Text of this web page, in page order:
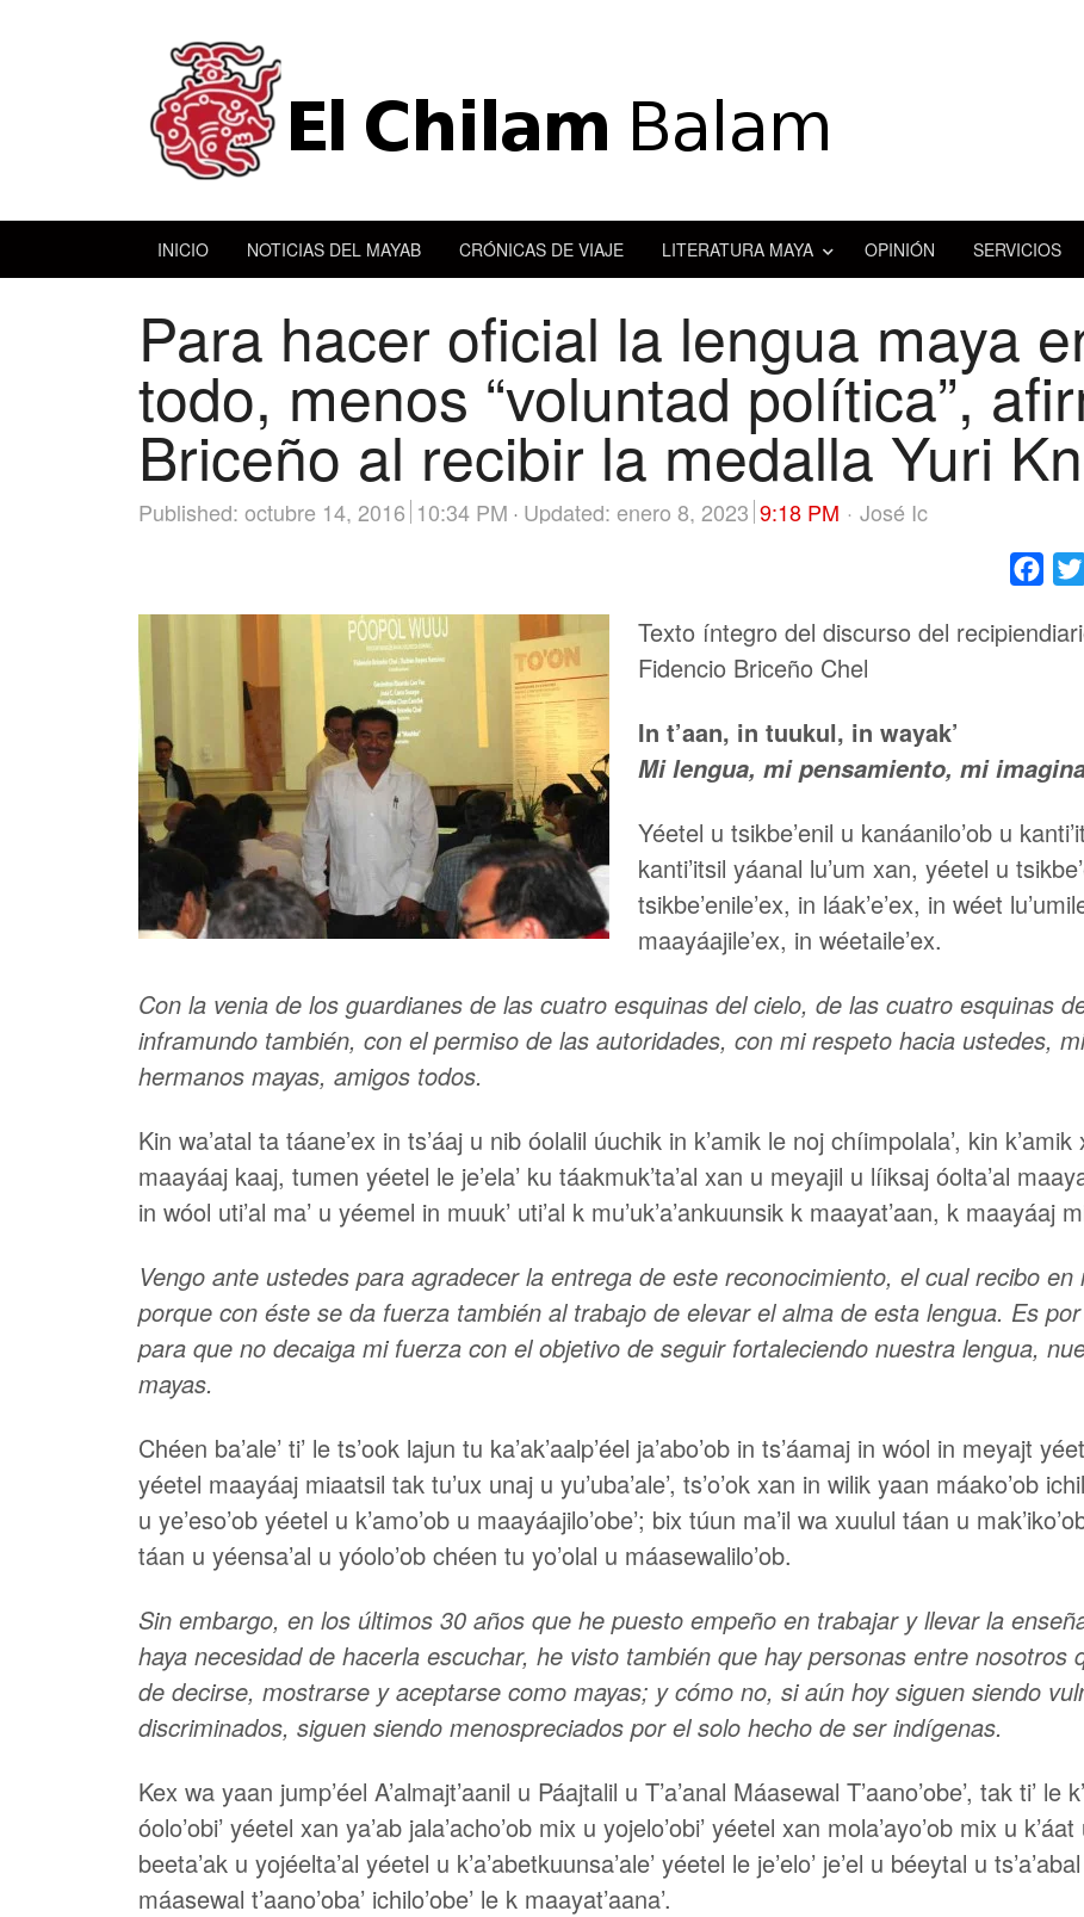
INICIO NOTICIAS DEL MAYAB CRÓNICAS DE VIAJE LITERATURA MAYA OPINIÓN SERVICIOS
Para hacer oficial la lengua maya
todo, menos “voluntad política”,
Briceño al recibir la medalla Yuri
Published: octubre 14, 2016 10:34 PM Updated: enero 8, 2023 9:18 PM Author
José Ic
Texto íntegro del discurso del
Fidencio Briceño Chel
In t’aan, in tuukul, in wayak’
Mi lengua, mi pensamiento, mi
Yéetel u tsikbe’enil u kanáanilo’ob u
kanti’itsil yáanal lu’um xan, yéetel u
tsikbe’enile’ex, in láak’e’ex, in wéet
maayáajile’ex, in wéetaile’ex.
Con la venia de los guardianes de las cuatro esquinas del cielo, de las cuatro esquinas
inframundo también, con el permiso de las autoridades, con mi respeto hacia ustedes,
hermanos mayas, amigos todos.
Kin wa’atal ta táane’ex in ts’áaj u nib óolalil úuchik in k’amik le noj chíimpolala’, kin
maayáaj kaaj, tumen yéetel le je’ela’ ku táakmuk’ta’al xan u meyajil u líiksaj óolta’al
in wóol uti’al ma’ u yéemel in muuk’ uti’al k mu’uk’a’ankuunsik k maayat’aan, k
Vengo ante ustedes para agradecer la entrega de este reconocimiento, el cual recibo
porque con éste se da fuerza también al trabajo de elevar el alma de esta lengua. Es
para que no decaiga mi fuerza con el objetivo de seguir fortaleciendo nuestra lengua,
mayas.
Chéen ba’ale’ ti’ le ts’ook lajun tu ka’ak’aalp’éel ja’abo’ob in ts’áamaj in wóol in meyajt
yéetel maayáaj miaatsil tak tu’ux unaj u yu’uba’ale’, ts’o’ok xan in wilik yaan máako’ob
u ye’eso’ob yéetel u k’amo’ob u maayáajilo’obe’; bix túun ma’il wa xuulul táan u
táan u yéensa’al u yóolo’ob chéen tu yo’olal u máasewalilo’ob.
Sin embargo, en los últimos 30 años que he puesto empeño en trabajar y llevar la
haya necesidad de hacerla escuchar, he visto también que hay personas entre nosotros
de decirse, mostrarse y aceptarse como mayas; y cómo no, si aún hoy siguen siendo
discriminados, siguen siendo menospreciados por el solo hecho de ser indígenas.
Kex wa yaan jump’éel A’almajt’aanil u Páajtalil u T’a’anal Máasewal T’aano’obe’, tak ti’ le
óolo’obi’ yéetel xan ya’ab jala’acho’ob mix u yojelo’obi’ yéetel xan mola’ayo’ob mix u
beeta’ak u yojéelta’al yéetel u k’a’abetkuunsa’ale’ yéetel le je’elo’ je’el u béeytal u
máasewal t’aano’oba’ ichilo’obe’ le k maayat’aana’.